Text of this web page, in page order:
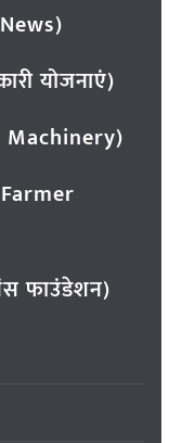
योजनाएं)
Machinery)
फाउंडेशन)